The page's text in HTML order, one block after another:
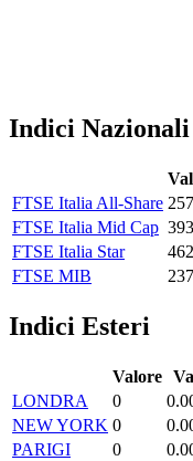
Indici Nazionali
FTSE Italia All-Share
FTSE Italia Mid Cap
FTSE Italia Star
FTSE MIB
Indici Esteri
Valore
LONDRA
0
NEW YORK 0
PARIGI
0